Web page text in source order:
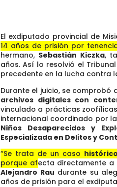
El exdiputado provincial de
14 años de prisión por
hermano, Sebastián Kiczka,
años. Así lo resolvió el
precedente en la lucha contra
Durante el juicio, se
archivos digitales con
vinculado a prácticas
internacional coordinado por la
Niños Desaparecidos y
Especializada en Delitos y
“Se trata de un caso histórico
porque afecta directamente
Alejandro Rau durante su
años de prisión para el